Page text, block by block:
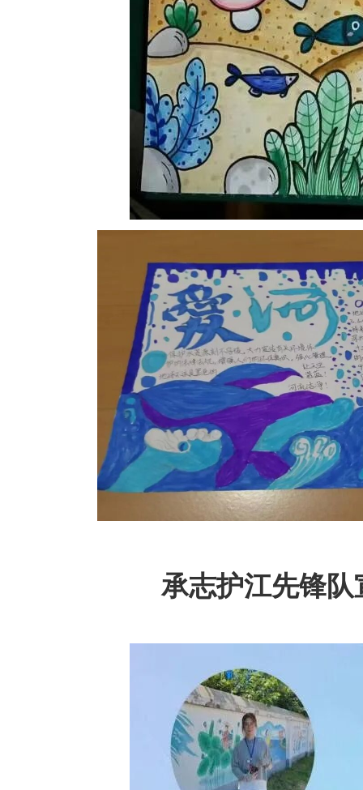
承志护江先锋